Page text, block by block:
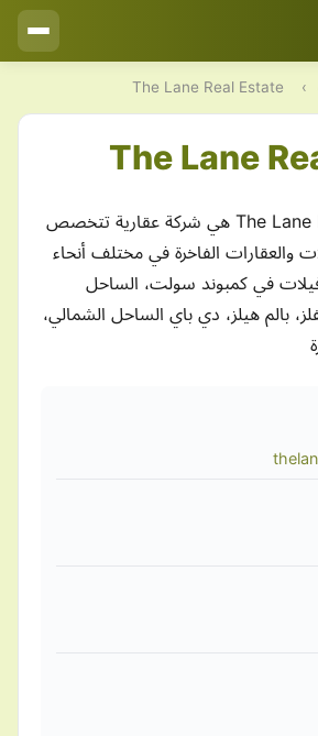
›
The Lane Real Estate
The Lane
شركة The Lane Real Estate هي شركة عقارية تتخصص
والعقارات الفاخرة في مختلف أنحاء
في كمبوند سولت، الساحل
بالم هيلز، دي باي الساحل الشمالي،